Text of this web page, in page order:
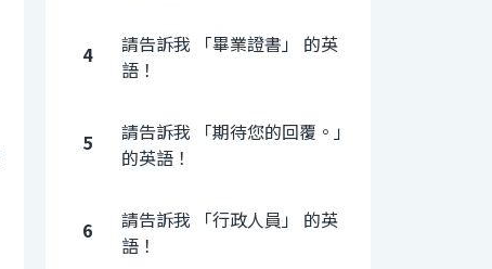
4
請告訴我 「畢業證書」 的英
語！
5
請告訴我 「期待您的回覆。」
的英語！
6
請告訴我 「行政人員」 的英
語！